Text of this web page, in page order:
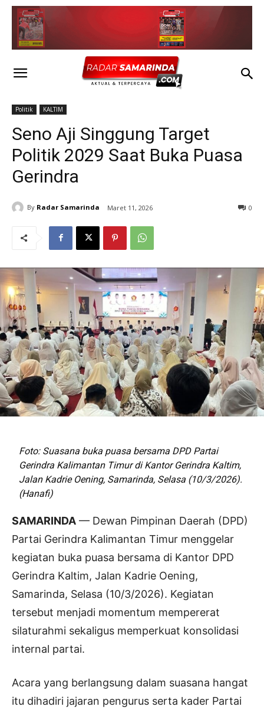
Politik KALTIM
Seno Aji Singgung Target
Politik 2029 Saat Buka Puasa
Gerindra
By Radar Samarinda Maret 11, 2026 0
Foto: Suasana buka puasa bersama DPD Partai
Gerindra Kalimantan Timur di Kantor Gerindra Kaltim,
Jalan Kadrie Oening, Samarinda, Selasa (10/3/2026).
(Hanafi)
SAMARINDA — Dewan Pimpinan Daerah (DPD)
Partai Gerindra Kalimantan Timur menggelar
kegiatan buka puasa bersama di Kantor DPD
Gerindra Kaltim, Jalan Kadrie Oening,
Samarinda, Selasa (10/3/2026). Kegiatan
tersebut menjadi momentum mempererat
silaturahmi sekaligus memperkuat konsolidasi
internal partai.
Acara yang berlangsung dalam suasana hangat
itu dihadiri jajaran pengurus serta kader Partai